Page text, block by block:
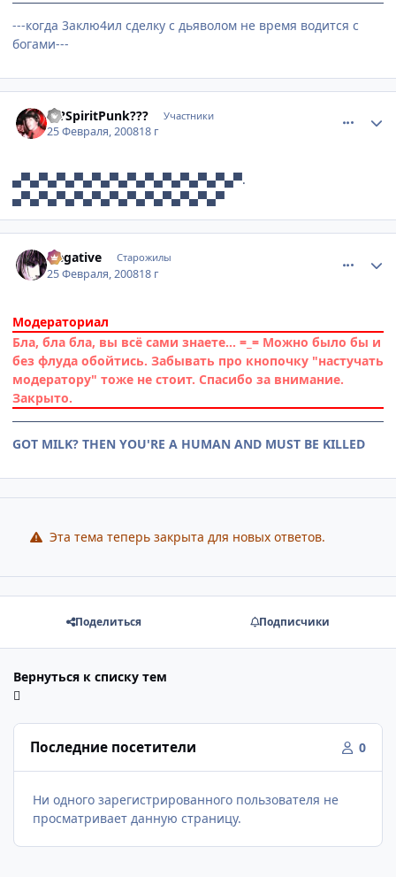
---когда 3аклю4ил сделку с дьяволом не время водится с
богами---
???SpiritPunk??? Участники
25 Февраля, 200818 г
▄▀▄▀▄▀▄▀▄▀▄▀▄▀▄▀▄▀▄▀▄▀▄▀▄▀.
▄▀▄▀▄▀▄▀▄▀▄▀▄▀▄▀▄▀▄▀▄▀▄▀
Negative Старожилы
25 Февраля, 200818 г
Модераториал
Бла, бла бла, вы всё сами знаете... =_= Можно было бы и
без флуда обойтись. Забывать про кнопочку "настучать
модератору" тоже не стоит. Спасибо за внимание.
Закрыто.
GOT MILK? THEN YOU'RE A HUMAN AND MUST BE KILLED
Эта тема теперь закрыта для новых ответов.
Поделиться Подписчики
Вернуться к списку тем
Последние посетители 0
Ни одного зарегистрированного пользователя не
просматривает данную страницу.